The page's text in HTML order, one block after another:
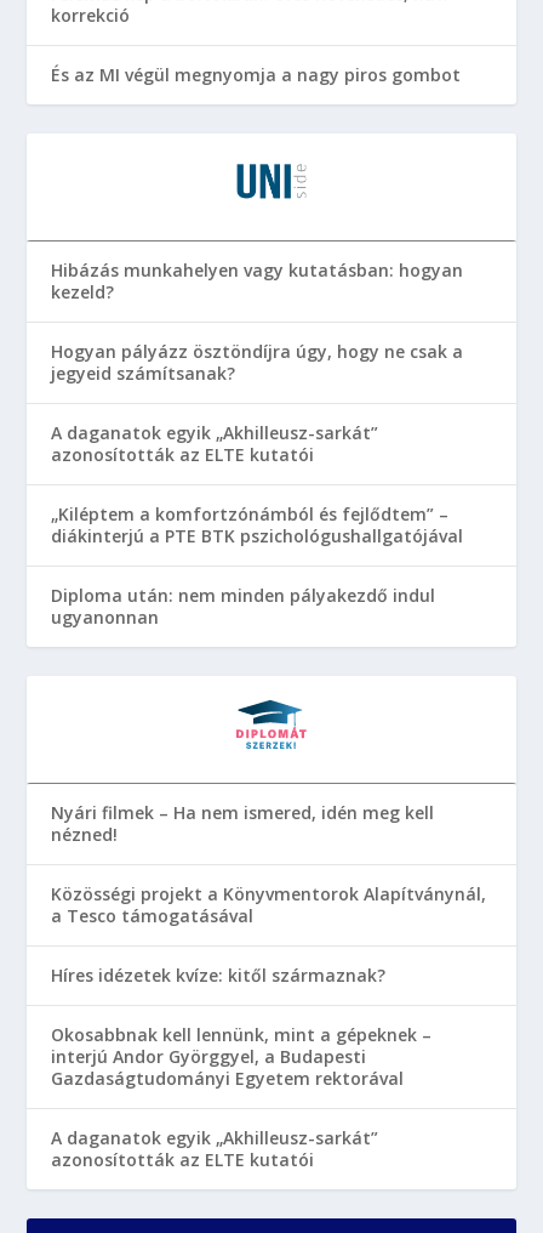
korrekció
És az MI végül megnyomja a nagy piros gombot
Hibázás munkahelyen vagy kutatásban: hogyan
kezeld?
Hogyan pályázz ösztöndíjra úgy, hogy ne csak a
jegyeid számítsanak?
A daganatok egyik „Akhilleusz-sarkát”
azonosították az ELTE kutatói
„Kiléptem a komfortzónámból és fejlődtem” –
diákinterjú a PTE BTK pszichológushallgatójával
Diploma után: nem minden pályakezdő indul
ugyanonnan
Nyári filmek – Ha nem ismered, idén meg kell
nézned!
Közösségi projekt a Könyvmentorok Alapítványnál,
a Tesco támogatásával
Híres idézetek kvíze: kitől származnak?
Okosabbnak kell lennünk, mint a gépeknek –
interjú Andor Györggyel, a Budapesti
Gazdaságtudományi Egyetem rektorával
A daganatok egyik „Akhilleusz-sarkát”
azonosították az ELTE kutatói